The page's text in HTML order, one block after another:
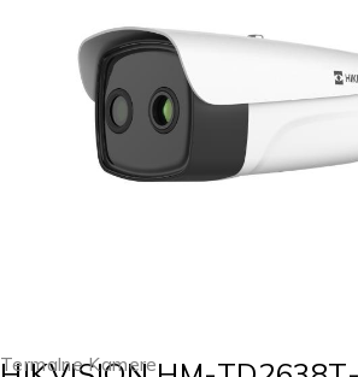
Termalne Kamere